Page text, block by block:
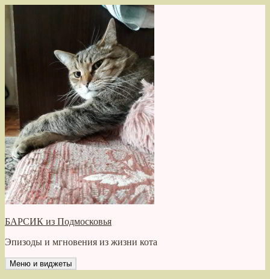
Перейти
содержимому
БАРСИК из Подмосковья
Эпизоды и мгновения из жизни кота
Меню и виджеты